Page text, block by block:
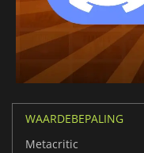
WAARDEBEPALING
Metacritic